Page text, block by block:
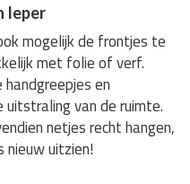
Ieper
mogelijk de frontjes te
met folie of verf.
en
uitstraling van de ruimte.
netjes recht hangen,
uitzien!